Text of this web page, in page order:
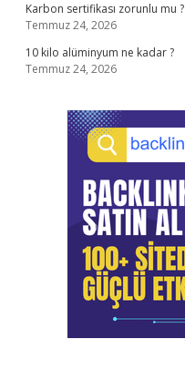
Karbon sertifikası zorunlu mu ?
Temmuz 24, 2026
10 kilo alüminyum ne kadar ?
Temmuz 24, 2026